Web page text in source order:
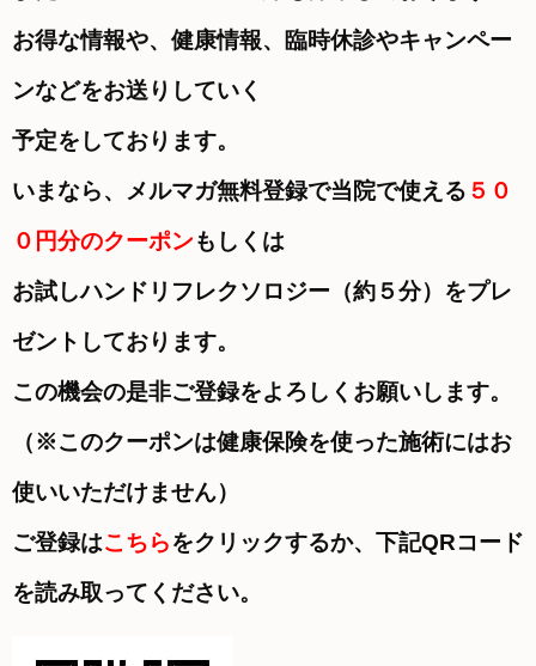
お得な情報や、健康情報、臨時休診やキャンペー
ンなどをお送りしていく
予定をしております。
いまなら、メルマガ無料登録で当院で使える ５０
０円分のクーポンもしくは
お試しハンドリフレクソロジー（約５分）をプレ
ゼントしております。
この機会の是非ご登録をよろしくお願いします。
（※このクーポンは健康保険を使った施術にはお
使いいただけません）
ご登録はこちらをクリックするか、下記QRコード
を読み取ってください。